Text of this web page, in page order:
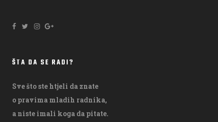
ŠTA DA SE RADI?
Sve što ste htjeli da znate
o pravima mladih radnika,
a niste imali koga da pitate.